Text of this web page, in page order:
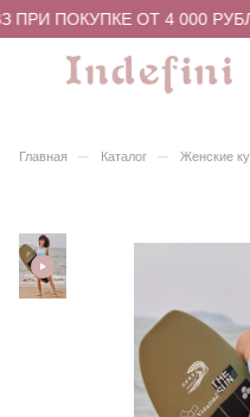
ПОКУПКЕ ОТ 4 000
Главная – Каталог – Женские